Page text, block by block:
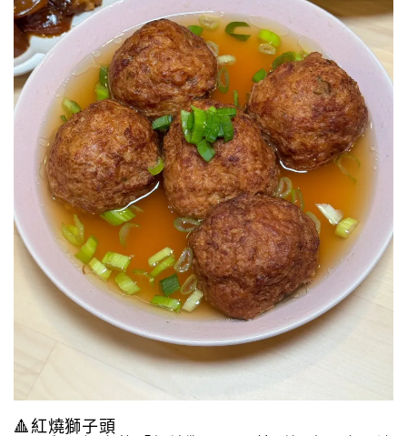
🔺紅燒獅子頭